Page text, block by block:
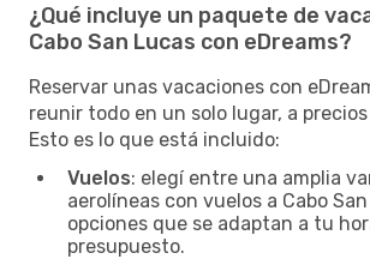
¿Qué incluye un paquete de
Cabo San Lucas con eDreams?
Reservar unas vacaciones con
reunir todo en un solo lugar, a
Esto es lo que está incluido:
Vuelos: elegí entre una amplia
aerolíneas con vuelos a Cabo
opciones que se adaptan a tu
presupuesto.